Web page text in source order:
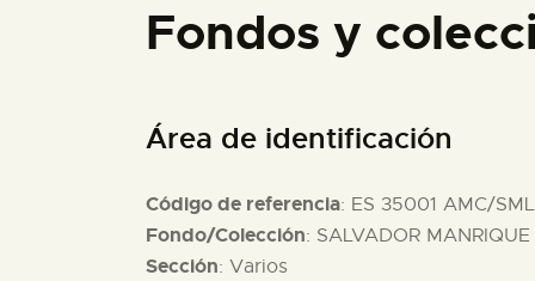
Fondos y
Área de identificación
Código de referencia: ES 35001 AMC/
Fondo/Colección: SALVADOR
Sección: Varios